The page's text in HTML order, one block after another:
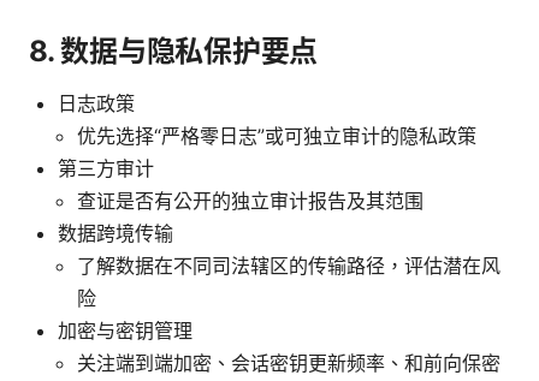
8. 数据与隐私保护要点
日志政策
优先选择“严格零日志”或可独立审计的隐私政策
第三方审计
查证是否有公开的独立审计报告及其范围
数据跨境传输
了解数据在不同司法辖区的传输路径，评估潜在风
险
加密与密钥管理
关注端到端加密、会话密钥更新频率、和前向保密